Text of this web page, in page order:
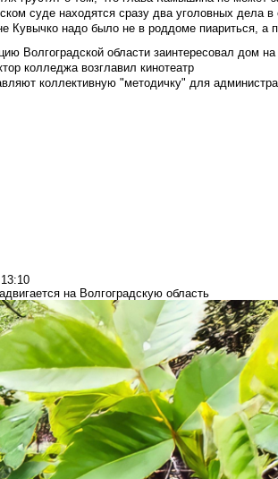
суде находятся сразу два уголовных дела
Кувычко надо было не в роддоме пиариться, а
Волгоградской области заинтересовал дом
колледжа возглавил кинотеатр
коллективную "методичку" для
на Волгоградскую область